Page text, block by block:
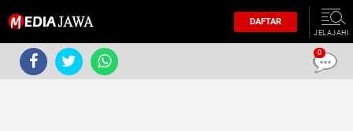
DAFTAR
JELAJAHI
0